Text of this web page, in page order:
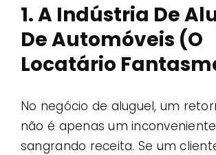
1. A Indústria De
De Automóveis (O
Locatário
No negócio de aluguel, um
não é apenas um
sangrando receita. Se um